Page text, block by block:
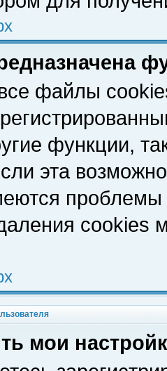
файлы
функции,
эта
cookies
мои